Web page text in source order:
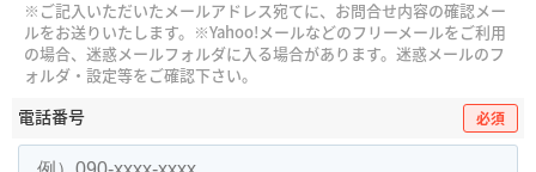
※ご記入いただいたメールアドレス宛てに、お問合せ内容の確認メー
ルをお送りいたします。 ※Yahoo!メールなどのフリーメールをご利用
の場合、迷惑メールフォルダに入る場合があります。 迷惑メールのフ
ォルダ・設定等をご確認下さい。
電話番号 必須